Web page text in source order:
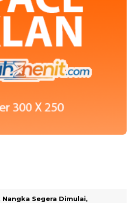
Nangka Segera Dimulai,